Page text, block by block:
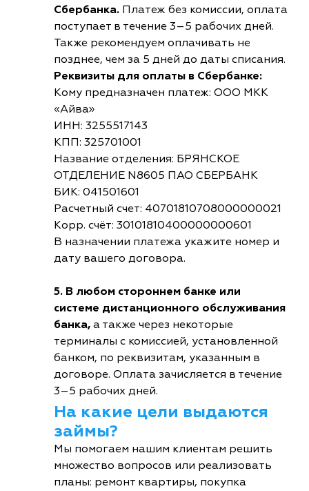
Сбербанка. Платеж без комиссии, оплата
поступает в течение 3–5 рабочих дней.
Также рекомендуем оплачивать не
позднее, чем за 5 дней до даты списания.
Реквизиты для оплаты в Сбербанке:
Кому предназначен платеж: ООО МКК
«Айва»
ИНН: 3255517143
КПП: 325701001
Название отделения: БРЯНСКОЕ
ОТДЕЛЕНИЕ N8605 ПАО СБЕРБАНК
БИК: 041501601
Расчетный счет: 40701810708000000021
Корр. счёт: 30101810400000000601
В назначении платежа укажите номер и
дату вашего договора.
5. В любом стороннем банке или
системе дистанционного обслуживания
банка, а также через некоторые
терминалы с комиссией, установленной
банком, по реквизитам, указанным в
договоре. Оплата зачисляется в течение
3–5 рабочих дней.
На какие цели выдаются
займы?
Мы помогаем нашим клиентам решить
множество вопросов или реализовать
планы: ремонт квартиры, покупка